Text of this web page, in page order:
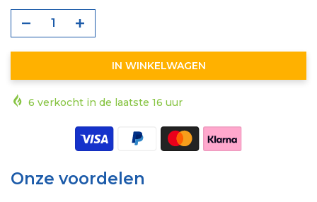
IN WINKELWAGEN
6 verkocht in de laatste 16 uur
Onze voordelen